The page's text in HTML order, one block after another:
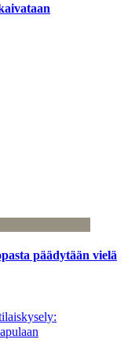
päädytään vielä